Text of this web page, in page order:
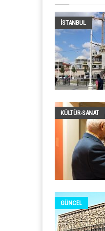
İSTANBUL
KÜLTÜR-SANAT
GÜNCEL